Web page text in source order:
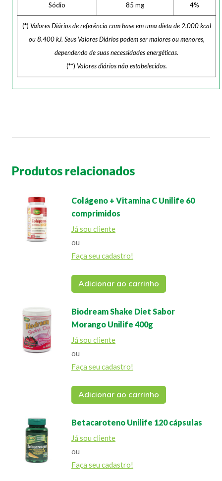
Sódio 85 mg 4%
(*) Valores Diários de referência com base em uma dieta de 2.000 kcal
ou 8.400 kJ. Seus Valores Diários podem ser maiores ou menores,
dependendo de suas necessidades energéticas.
(**) Valores diários não estabelecidos.
Produtos relacionados
Colágeno + Vitamina C Unilife 60
comprimidos
Já sou cliente
ou
Faça seu cadastro!
Adicionar ao carrinho
Biodream Shake Diet Sabor
Morango Unilife 400g
Já sou cliente
ou
Faça seu cadastro!
Adicionar ao carrinho
Betacaroteno Unilife 120 cápsulas
Já sou cliente
ou
Faça seu cadastro!